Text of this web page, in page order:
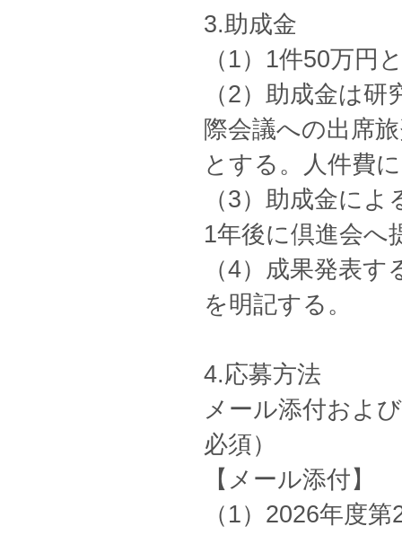
3.助成金
（1）1件50万円
（2）助成金は
際会議への出席
とする。人件費
（3）助成金に
1年後に倶進会へ
（4）成果発表
を明記する。
4.応募方法
メール添付およ
必須）
【メール添付】
（1）2026年度